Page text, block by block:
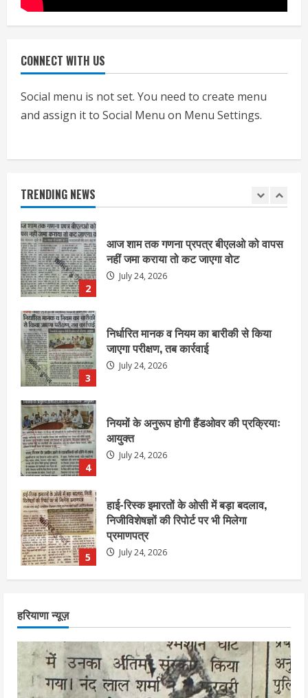
CONNECT WITH US
Social menu is not set. You need to create menu
and assign it to Social Menu on Menu Settings.
TRENDING NEWS
July 24, 2026
1
एचईआरसी के अध्यक्ष नंद लाल का निधन
2
3
निर्धारित मानक व नियम का बारीकी से किया
जाएगा परीक्षण, तब कार्रवाई
July 24, 2026
4
नियमों के अनुरूप होगी हैंडओवर की प्रक्रियाः
आयुक्त
July 24, 2026
5
हाई-रिस्क इमारतों के ओसी में बड़ा बदलाव,
निजीविशेषज्ञों की रिपोर्ट पर भी मिलेगा
प्रमाणपत्र
July 24, 2026
1
एचईआरसी के अध्यक्ष नंद लाल का निधन
July 24, 2026
निर्धारित मानक व नियम का बारीकी से किया
हरियाणा न्यूज़